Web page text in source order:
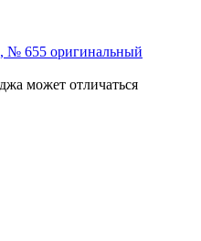
№ 655 оригинальный
может отличаться